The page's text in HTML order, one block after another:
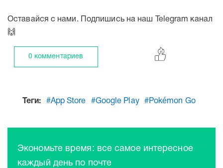
Оставайся с нами. Подпишись на наш Telegram канал
🙌
0 комментариев
Теги: #App Store #Google Play #Pokémon Go
Экономьте время: все самое интересное
каждый день по почте